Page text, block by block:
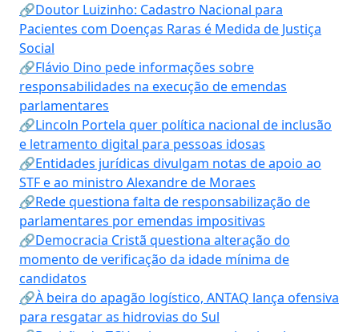
🔗Doutor Luizinho: Cadastro Nacional para
Pacientes com Doenças Raras é Medida de Justiça
Social
🔗Flávio Dino pede informações sobre
responsabilidades na execução de emendas
parlamentares
🔗Lincoln Portela quer política nacional de inclusão
e letramento digital para pessoas idosas
🔗Entidades jurídicas divulgam notas de apoio ao
STF e ao ministro Alexandre de Moraes
🔗Rede questiona falta de responsabilização de
parlamentares por emendas impositivas
🔗Democracia Cristã questiona alteração do
momento de verificação da idade mínima de
candidatos
🔗À beira do apagão logístico, ANTAQ lança ofensiva
para resgatar as hidrovias do Sul